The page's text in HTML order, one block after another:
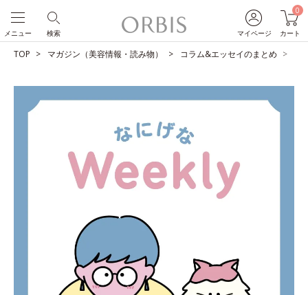
マイページ
0
カート
検索
メニュー
TOP マガジン（美容情報・読み物） コラム&エッセイのまとめ